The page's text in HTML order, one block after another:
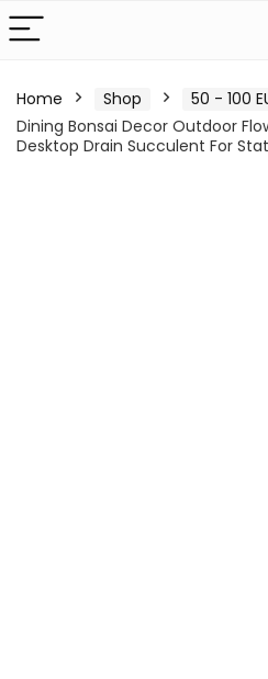
Home Shop 50 - 100
Dining Bonsai Decor Outdoor
Desktop Drain Succulent For